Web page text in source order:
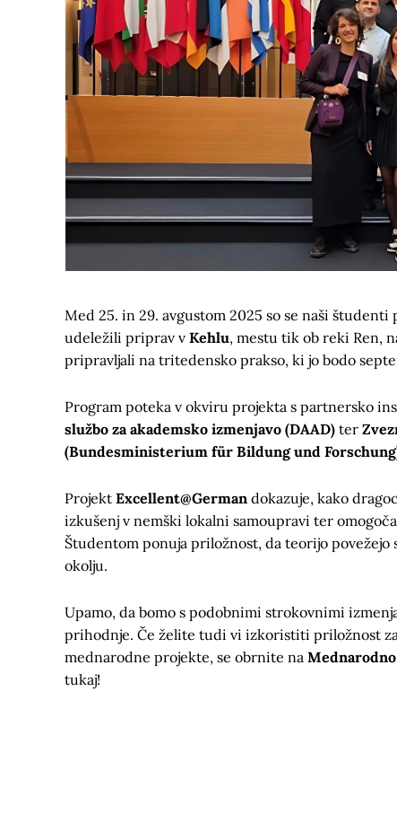
Med 25. in 29. avgustom 2025 so se naši
udeležili priprav v Kehlu, mestu tik ob reki Ren,
pripravljali na tritedensko prakso, ki jo bodo
Program poteka v okviru projekta s partnersko
službo za akademsko izmenjavo (DAAD) ter
(Bundesministerium für Bildung und
Projekt Excellent@German dokazuje, kako
izkušenj v nemški lokalni samoupravi ter
Študentom ponuja priložnost, da teorijo
okolju.
Upamo, da bomo s podobnimi strokovnimi
prihodnje. Če želite tudi vi izkoristiti priložnost
mednarodne projekte, se obrnite na
tukaj!